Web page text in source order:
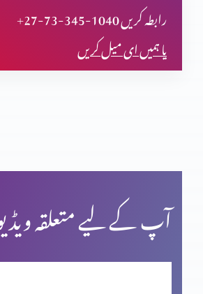
مسیحی مردم شماری اور ہماری زمہ داری
بائبل کی صداقت اور حقّانیَّت (حصہ 3)
+27-73-345-1040 رابطہ کریں
یا ہمیں ای میل کریں
آپ کے لیے متعلقہ